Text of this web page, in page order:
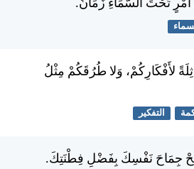
تَحْتَ السَّمَاءِ زَمَانٌ.
لأَفْكَارِكُمْ، وَلا طُرُقَكُمْ مِثْلُ
التفكير
جِمَاحَ نَفْسِكَ بِفَضْلِ فِطْنَتِكَ.